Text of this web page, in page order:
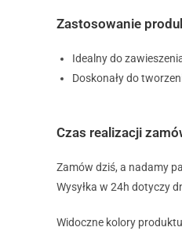
Zastosowanie
Idealny do
Doskonały do
Czas realizacji
Zamów dziś, a nadamy
Wysyłka w 24h dotyczy
Widoczne kolory